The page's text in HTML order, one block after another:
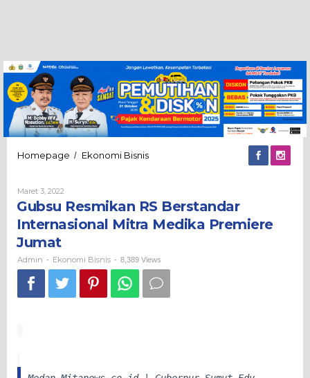
Homepage / Ekonomi BisnisGubsu
Internasional
Medika
Maret 3, 2022
Gubsu Resmikan RS Berstandar
Internasional Mitra Medika Premiere
Jumat
Admin - Ekonomi Bisnis - 8,389 Views